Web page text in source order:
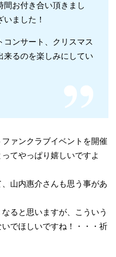
間お付き合い頂きまし
ました！
コンサート、クリスマス
来るのを楽しみにしてい
ァンクラブイベントを開催
てやっぱり嬉しいですよ
山内惠介さんも思う事があ
ると思いますが、こういう
でほしいですね！・・・祈